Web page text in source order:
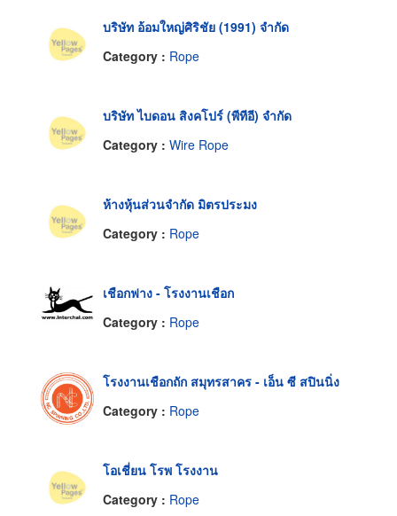
บริษัท อ้อมใหญ่ศิริชัย (1991) จำกัด
Category : Rope
บริษัท ไบดอน สิงคโปร์ (พีทีอี) จำกัด
Category : Wire Rope
ห้างหุ้นส่วนจำกัด มิตรประมง
Category : Rope
เชือกฟาง - โรงงานเชือก
Category : Rope
โรงงานเชือกถัก สมุทรสาคร - เอ็น ซี สปินนิ่ง
Category : Rope
โอเชี่ยน โรพ โรงงาน
Category : Rope